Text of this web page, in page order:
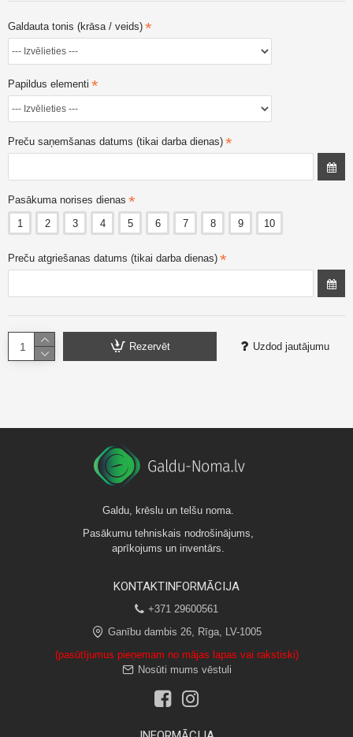
Galdauta tonis (krāsa / veids)
Papildus elementi
Preču saņemšanas datums (tikai darba dienas)
Pasākuma norises dienas
1
2 3 4 5 6 7 8 9 10
Preču atgriešanas datums (tikai darba dienas)
Rezervēt Uzdod jautājumu
Galdu, krēslu un telšu noma.
Pasākumu tehniskais nodrošinājums,
aprīkojums un inventārs.
KONTAKTINFORMĀCIJA
+371 29600561
Ganību dambis 26, Rīga, LV-1005
(pasūtījumus pieņemam no mājas lapas vai rakstiski)
Nosūti mums vēstuli